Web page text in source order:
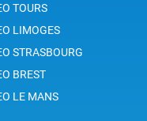
TOURS
LIMOGES
STRASBOURG
BREST
LE MANS